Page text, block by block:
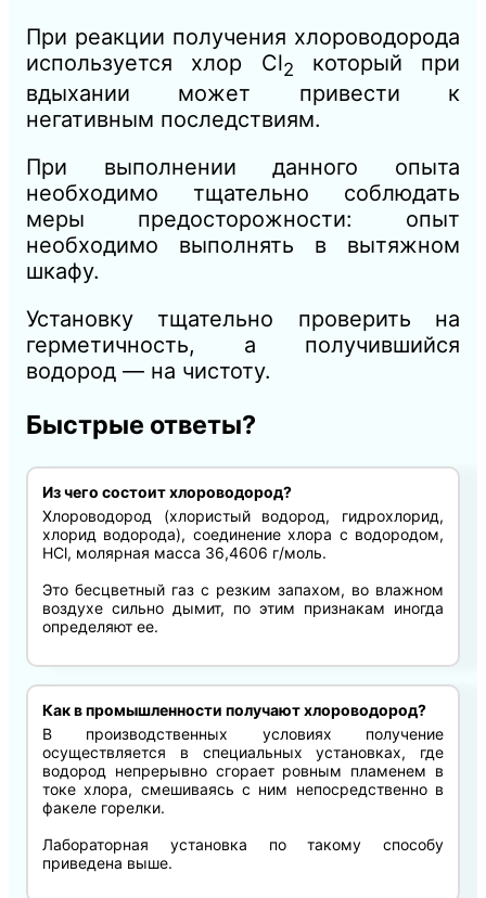
При реакции получения хлороводорода
используется хлор Cl2
который при
вдыхании может привести к
негативным последствиям.
При выполнении данного опыта
необходимо тщательно соблюдать
меры предосторожности: опыт
необходимо выполнять в вытяжном
шкафу.
Установку тщательно проверить на
герметичность, а получившийся
водород — на чистоту.
Быстрые ответы?
Из чего состоит хлороводород?
Хлороводород (хлористый водород, гидрохлорид,
хлорид водорода), соединение хлора с водородом,
HCl, молярная масса 36,4606 г/моль.
Это бесцветный газ с резким запахом, во влажном
воздухе сильно дымит, по этим признакам иногда
определяют ее.
Как в промышленности получают хлороводород?
В производственных условиях получение
осуществляется в специальных установках, где
водород непрерывно сгорает ровным пламенем в
токе хлора, смешиваясь с ним непосредственно в
факеле горелки.
Лабораторная установка по такому способу
приведена выше.